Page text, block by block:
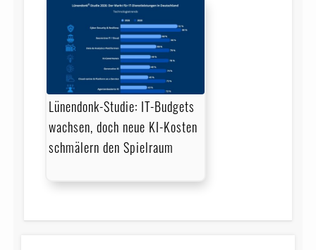
Lünendonk-Studie: IT-Budgets
wachsen, doch neue KI-Kosten
schmälern den Spielraum